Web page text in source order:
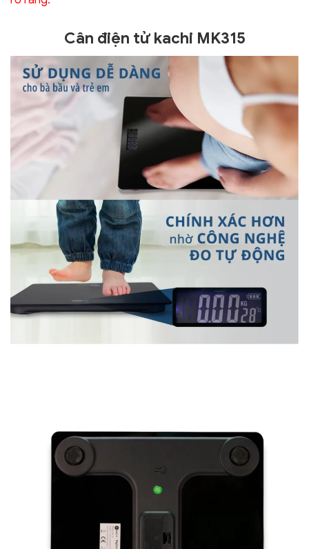
Cân điện tử kachi MK315